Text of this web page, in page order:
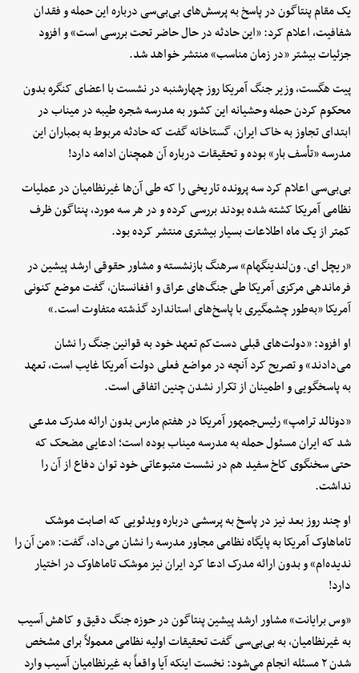
یک مقام پنتاگون در پاسخ به پرسش‌های بی‌بی‌سی درباره این حمله و فقدان
شفافیت، اعلام کرد: «این حادثه در حال حاضر تحت بررسی است» و افزود
جزئیات بیشتر «در زمان مناسب» منتشر خواهد شد.
پیت هگست، وزیر جنگ آمریکا روز چهارشنبه در نشست با اعضای کنگره بدون
محکوم کردن حمله وحشیانه این کشور به مدرسه شجره طیبه در میناب در
ابتدای تجاوز به خاک ایران، گستاخانه گفت که حادثه مربوط به بمباران این
مدرسه «تأسف‌ بار» بوده و تحقیقات درباره آن همچنان ادامه دارد!
بی‌بی‌سی اعلام کرد سه پرونده تاریخی را که طی آن‌ها غیرنظامیان در عملیات
نظامی آمریکا کشته شده بودند بررسی کرده و در هر سه مورد، پنتاگون ظرف
کمتر از یک ماه اطلاعات بسیار بیشتری منتشر کرده بود.
«ریچل ای. ون‌لندینگهام» سرهنگ بازنشسته و مشاور حقوقی ارشد پیشین در
فرماندهی مرکزی آمریکا طی جنگ‌های عراق و افغانستان، گفت موضع کنونی
آمریکا «به‌طور چشمگیری با پاسخ‌های استاندارد گذشته متفاوت است.»
او افزود: «دولت‌های قبلی دست‌کم تعهد خود به قوانین جنگ را نشان
می‌دادند» و تصریح کرد آنچه در مواضع فعلی دولت آمریکا غایب است، تعهد
به پاسخگویی و اطمینان از تکرار نشدن چنین اتفاقی است.
«دونالد ترامپ» رئیس‌جمهور آمریکا در هفتم مارس بدون ارائه مدرک مدعی
شد که ایران مسئول حمله به مدرسه میناب بوده است؛ ادعایی مضحک که
حتی سخنگوی کاخ سفید هم در نشست متبوعاتی خود توان دفاع از آن را
نداشت.
او چند روز بعد نیز در پاسخ به پرسشی درباره ویدئویی که اصابت موشک
تاماهاوک آمریکا به پایگاه نظامی مجاور مدرسه را نشان می‌داد، گفت: «من آن را
ندیده‌ام» و بدون ارائه مدرک ادعا کرد ایران نیز موشک تاماهاوک در اختیار
دارد!
«وس برایانت» مشاور ارشد پیشین پنتاگون در حوزه جنگ دقیق و کاهش آسیب
به غیرنظامیان، به بی‌بی‌سی گفت تحقیقات اولیه نظامی معمولاً برای مشخص
شدن ۲ مسئله انجام می‌شود: نخست اینکه آیا واقعاً به غیرنظامیان آسیب وارد